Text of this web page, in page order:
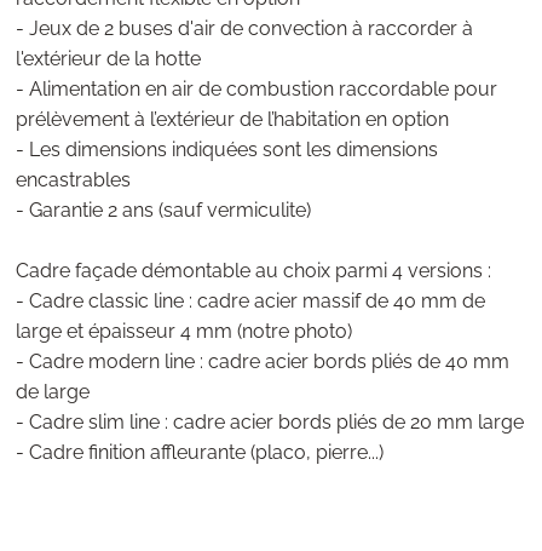
- Jeux de 2 buses d'air de convection à raccorder à
l'extérieur de la hotte
- Alimentation en air de combustion raccordable pour
prélèvement à l’extérieur de l’habitation en option
- Les dimensions indiquées sont les dimensions
encastrables
- Garantie 2 ans (sauf vermiculite)
Cadre façade démontable au choix parmi 4 versions :
- Cadre classic line : cadre acier massif de 40 mm de
large et épaisseur 4 mm (notre photo)
- Cadre modern line : cadre acier bords pliés de 40 mm
de large
- Cadre slim line : cadre acier bords pliés de 20 mm large
- Cadre finition affleurante (placo, pierre...)